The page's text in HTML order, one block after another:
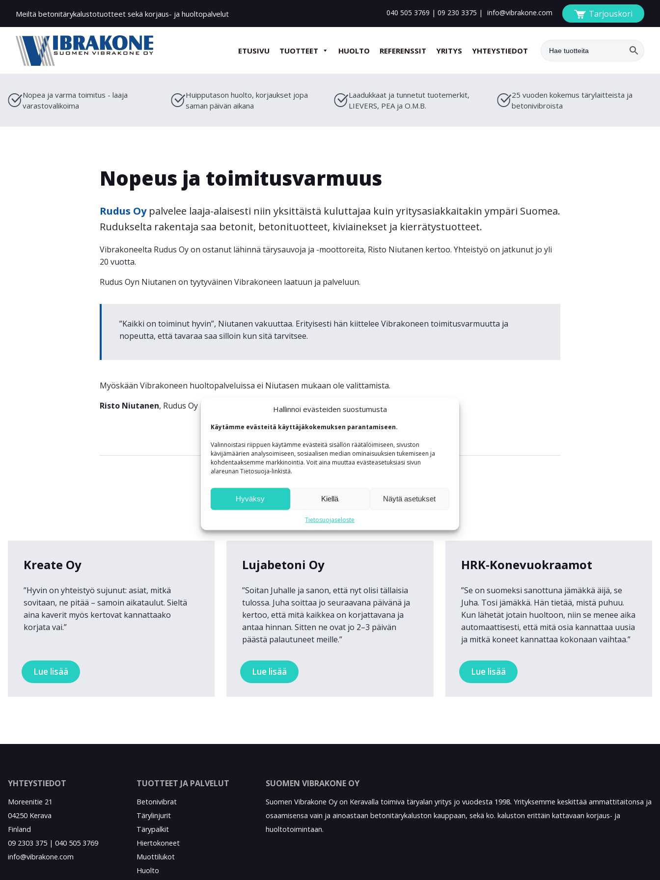
Hallinnoi evästeiden suostumusta
Käytämme evästeitä käyttäjäkokemuksen parantamiseen.
Valinnoistasi riippuen käytämme evästeitä sisällön räätälöimiseen, sivuston
kävijämäärien analysoimiseen, sosiaalisen median ominaisuuksien tukemiseen ja
kohdentaaksemme markkinointia. Voit aina muuttaa evästeasetuksiasi sivun
alareunan Tietosuoja-linkistä.
Hyväksy Kiellä Näytä asetukset
Tietosuojaseloste
Meiltä betonitärykalustotuotteet sekä korjaus- ja huoltopalvelut 040 505 3769 |09 230 3375 | info@vibrakone.com Tarjouskori
ETUSIVU TUOTTEET HUOLTO REFERENSSIT YRITYS YHTEYSTIEDOT
Nopea ja varma toimitus - laaja
varastovalikoima
Huipputason huolto, korjaukset jopa
saman päivän aikana
Laadukkaat ja tunnetut tuotemerkit,
LIEVERS, PEA ja O.M.B.
25 vuoden kokemus tärylaitteista ja
betonivibroista
Nopeus ja toimitusvarmuus
Rudus Oypalvelee laaja-alaisesti niin yksittäistä kuluttajaa kuin yritysasiakkaitakin ympäri Suomea.
Rudukselta rakentaja saa betonit, betonituotteet, kiviainekset ja kierrätystuotteet.
Vibrakoneelta Rudus Oy on ostanut lähinnä tärysauvoja ja -moottoreita, Risto Niutanen kertoo. Yhteistyö on jatkunut jo yli
20 vuotta.
Rudus Oyn Niutanen on tyytyväinen Vibrakoneen laatuun ja palveluun.
”Kaikki on toiminut hyvin”, Niutanen vakuuttaa. Erityisesti hän kiittelee Vibrakoneen toimitusvarmuutta ja
nopeutta, että tavaraa saa silloin kun sitä tarvitsee.
Myöskään Vibrakoneen huoltopalveluissa ei Niutasen mukaan ole valittamista.
Risto Niutanen, Rudus Oy
Uusimmat referenssit
Kreate Oy
”Hyvin on yhteistyö sujunut: asiat, mitkä
sovitaan, ne pitää – samoin aikataulut. Sieltä
aina kaverit myös kertovat kannattaako
korjata vai.”
Lue lisää
Lujabetoni Oy
”Soitan Juhalle ja sanon, että nyt olisi tällaisia
tulossa. Juha soittaa jo seuraavana päivänä ja
kertoo, että mitä kaikkea on korjattavana ja
antaa hinnan. Sitten ne ovat jo 2–3 päivän
päästä palautuneet meille.”
Lue lisää
HRK-Konevuokraamot
”Se on suomeksi sanottuna jämäkkä äijä, se
Juha. Tosi jämäkkä. Hän tietää, mistä puhuu.
Kun lähetät jotain huoltoon, niin se menee aika
automaattisesti, että mitä osia kannattaa uusia
ja mitkä koneet kannattaa kokonaan vaihtaa.”
Lue lisää
YHTEYSTIEDOT
Moreenitie 21
04250 Kerava
Finland
09 2303 375 | 040 505 3769
info@vibrakone.com
TUOTTEET JA PALVELUT
Betonivibrat
Tärylinjurit
Tärypalkit
Hiertokoneet
Muottilukot
Huolto
SUOMEN VIBRAKONE OY
Suomen Vibrakone Oy on Keravalla toimiva täryalan yritys jo vuodesta 1998. Yrityksemme keskittää ammattitaitonsa ja
osaamisensa vain ja ainoastaan betonitärykaluston kauppaan, sekä ko. kaluston erittäin kattavaan korjaus- ja
huoltotoimintaan.